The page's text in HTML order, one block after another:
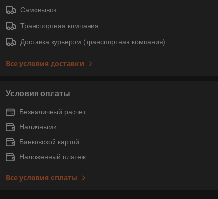
Самовывоз
Транспортная компания
Доставка курьером (транспортная компания)
Все условия доставки
Условия оплаты
Безналичный расчет
Наличными
Банковской картой
Наложенный платеж
Все условия оплаты